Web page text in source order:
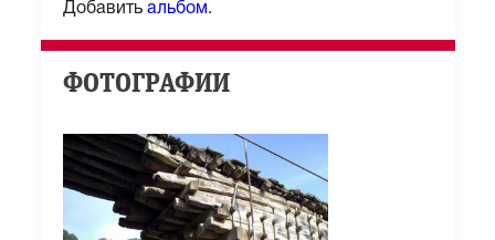
Добавить альбом .
ФОТОГРАФИИ